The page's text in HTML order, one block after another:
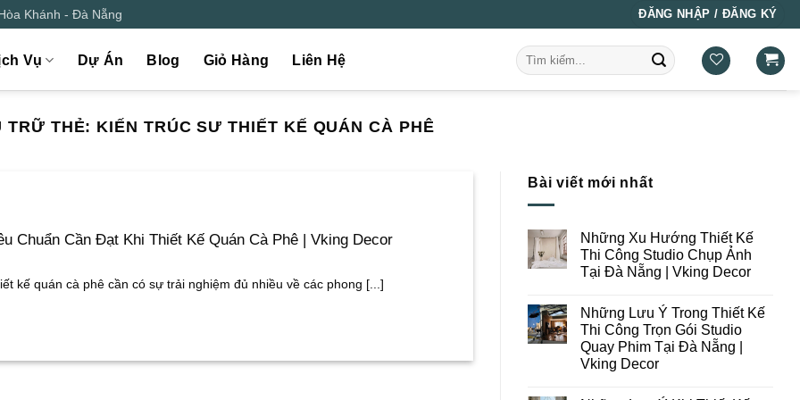
Khánh - Đà Nẵng ĐĂNG NHẬP / ĐĂNG KÝ
Vụ Dự Án Blog Giỏ Hàng Liên Hệ
Tìm
kiếm:
TRỮ THẺ: KIẾN TRÚC SƯ THIẾT KẾ QUÁN CÀ PHÊ
Chuẩn Cần Đạt Khi Thiết Kế Quán Cà Phê | Vking Decor
kế quán cà phê cần có sự trải nghiệm đủ nhiều về các phong [...]
Bài viết mới nhất
Những Xu Hướng Thiết Kế
Thi Công Studio Chụp Ảnh
Tại Đà Nẵng | Vking Decor
bình
luận
ở
Những
Xu
Hướng
Những Lưu Ý Trong Thiết Kế
Thi Công Trọn Gói Studio
Quay Phim Tại Đà Nẵng |
Vking Decor